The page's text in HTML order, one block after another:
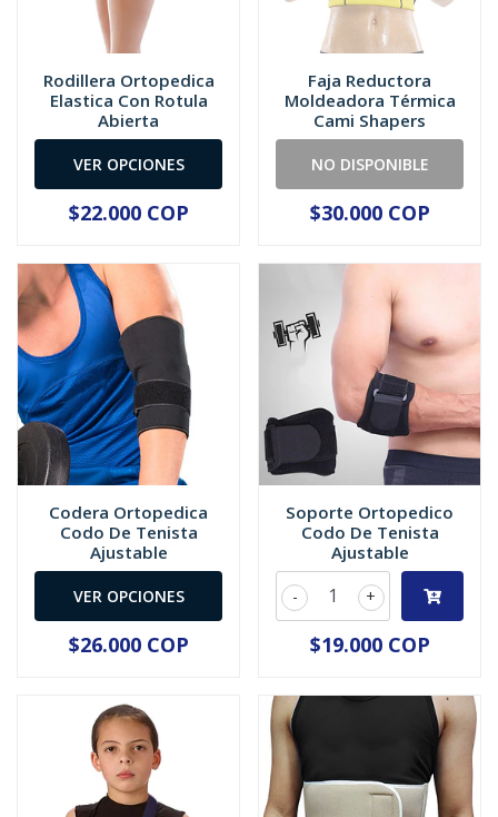
Rodillera Ortopedica
Elastica Con Rotula
Abierta
VER OPCIONES
$22.000 COP
Faja Reductora
Moldeadora Térmica
Cami Shapers
NO DISPONIBLE
$30.000 COP
Codera Ortopedica
Codo De Tenista
Ajustable
VER OPCIONES
$26.000 COP
Soporte Ortopedico
Codo De Tenista
Ajustable
+
-
$19.000 COP